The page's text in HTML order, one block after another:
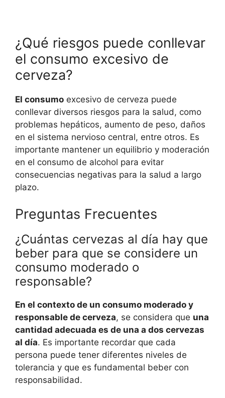
¿Qué riesgos puede conllevar
el consumo excesivo de
cerveza?
El consumo excesivo de cerveza puede
conllevar diversos riesgos para la salud, como
problemas hepáticos, aumento de peso, daños
en el sistema nervioso central, entre otros. Es
importante mantener un equilibrio y moderación
en el consumo de alcohol para evitar
consecuencias negativas para la salud a largo
plazo.
Preguntas Frecuentes
¿Cuántas cervezas al día hay que
beber para que se considere un
consumo moderado o
responsable?
En el contexto de un consumo moderado y
responsable de cerveza, se considera que una
cantidad adecuada es de una a dos cervezas
al día. Es importante recordar que cada
persona puede tener diferentes niveles de
tolerancia y que es fundamental beber con
responsabilidad.